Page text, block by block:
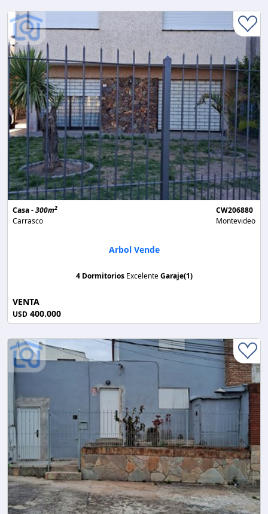
Casa -300m2
Carrasco
CW206880
Montevideo
Arbol Vende
4 Dormitorios ExcelenteGaraje(1)
VENTA
USD 400.000